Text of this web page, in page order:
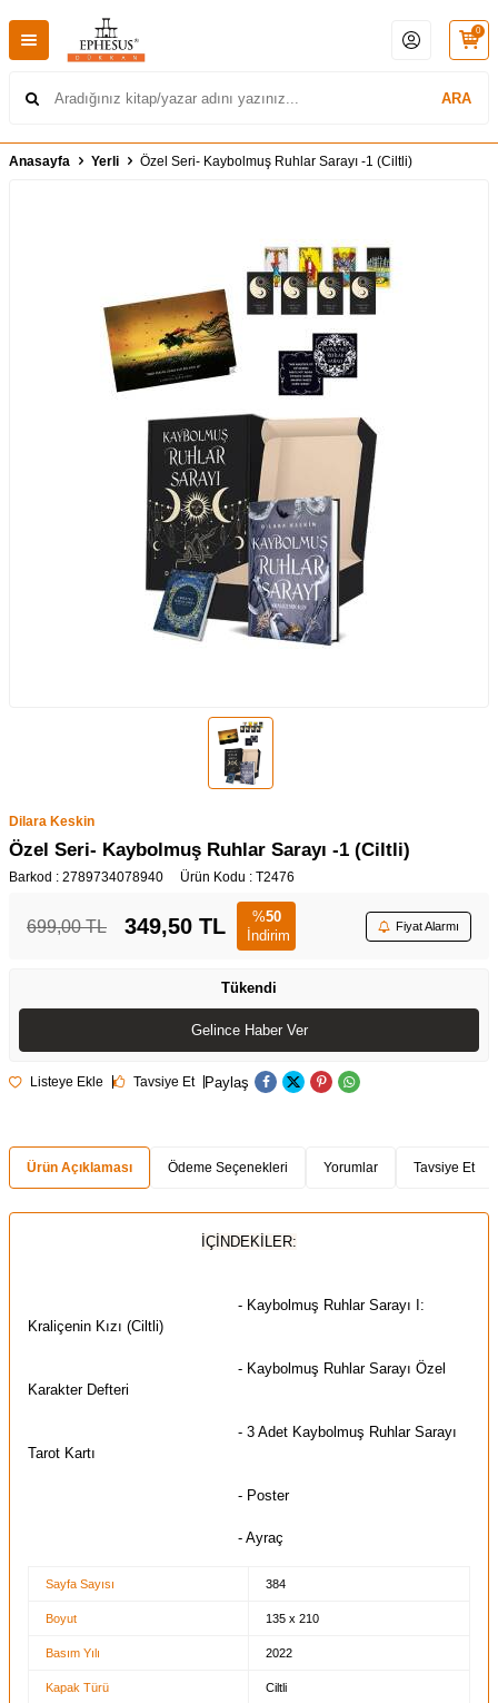
ARA
0
Anasayfa Yerli Özel Seri- Kaybolmuş Ruhlar Sarayı -1 (Ciltli)
Dilara Keskin
Özel Seri- Kaybolmuş Ruhlar Sarayı -1 (Ciltli)
Barkod : 2789734078940 Ürün Kodu : T2476
699,00TL 349,50 TL %50
İndirim
Fiyat Alarmı
Tükendi
Gelince Haber Ver
Listeye Ekle Tavsiye Et Paylaş
Ürün Açıklaması Ödeme Seçenekleri Yorumlar Tavsiye Et
İÇİNDEKİLER:
- Kaybolmuş Ruhlar Sarayı I:
Kraliçenin Kızı (Ciltli)
- Kaybolmuş Ruhlar Sarayı Özel
Karakter Defteri
- 3 Adet Kaybolmuş Ruhlar Sarayı
Tarot Kartı
- Poster
- Ayraç
Sayfa Sayısı 384
Boyut 135 x 210
Basım Yılı 2022
Kapak Türü Ciltli